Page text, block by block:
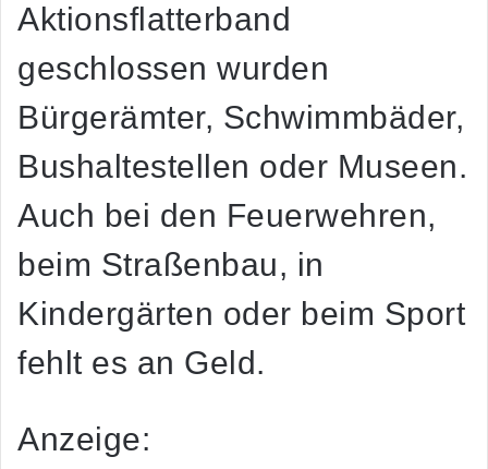
Aktionsflatterband
geschlossen wurden
Bürgerämter, Schwimmbäder,
Bushaltestellen oder Museen.
Auch bei den Feuerwehren,
beim Straßenbau, in
Kindergärten oder beim Sport
fehlt es an Geld.
Anzeige: